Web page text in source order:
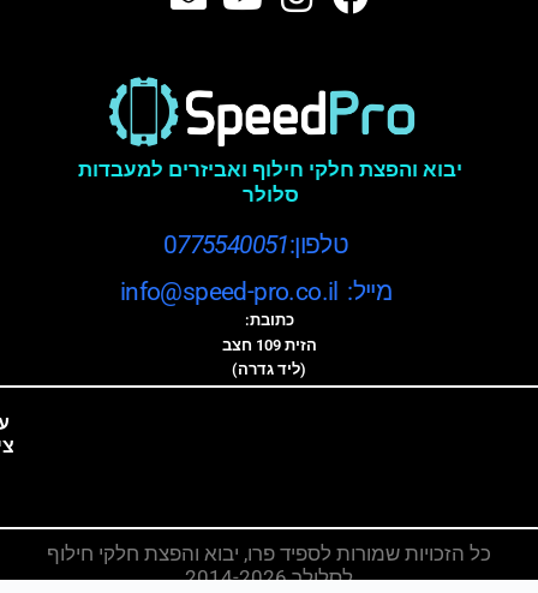
יבוא והפצת חלקי חילוף ואביזרים למעבדות
סלולר
טלפון:0775540051
מייל: info@speed-pro.co.il
כתובת:
הזית 109 חצב
(ליד גדרה)
כל הזכויות שמורות לספיד פרו, יבוא והפצת חלקי חילוף
לסלולר 2014-2026